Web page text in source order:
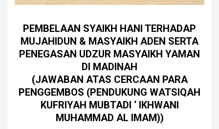
PEMBELAAN SYAIKH HANI TERHADAP
MUJAHIDUN & MASYAIKH ADEN SERTA
PENEGASAN UDZUR MASYAIKH YAMAN
DI MADINAH
(JAWABAN ATAS CERCAAN PARA
PENGGEMBOS (PENDUKUNG WATSIQAH
KUFRIYAH MUBTADI ‘ IKHWANI
MUHAMMAD AL IMAM))